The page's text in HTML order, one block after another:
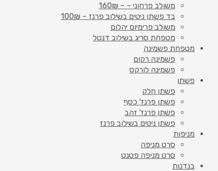
משולב פרחוני – – 160₪
בד פשתן ניטים בשילוב פרנז – 100₪
משולב פרימיום יהלום
מטפחת סריג בשילוב דנטל
מטפחת פשמינה
פשמינה רקום
פשמינה לורקס
פשתן
פשתן חלק
פשתן פרנז' כסף
פשתן פרנז' זהב
פשתן ניטים בשילוב פרנז
מניפות
סרט מניפה
סרט מניפה פטנט
בנדנות